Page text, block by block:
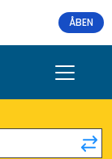
ÅBEN